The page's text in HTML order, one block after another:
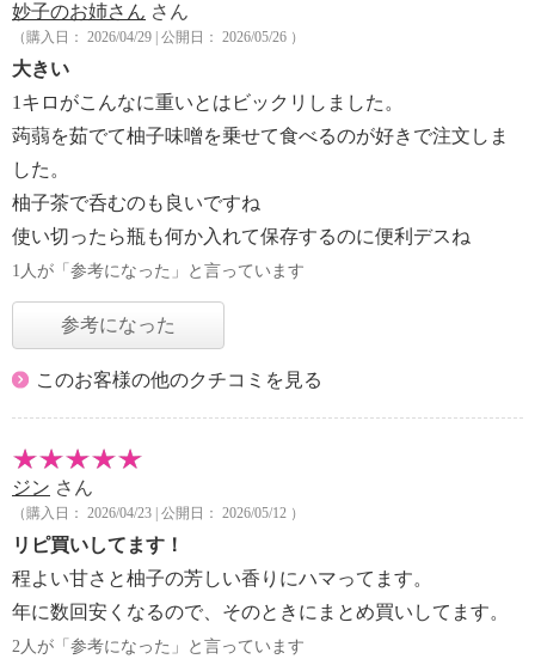
妙子のお姉さん さん
（購入日： 2026/04/29 | 公開日： 2026/05/26 ）
大きい
1キロがこんなに重いとはビックリしました。
蒟蒻を茹でて柚子味噌を乗せて食べるのが好きで注文しま
した。
柚子茶で呑むのも良いですね
使い切ったら瓶も何か入れて保存するのに便利デスね
1人が「参考になった」と言っています
参考になった
このお客様の他のクチコミを見る
ジン さん
（購入日： 2026/04/23 | 公開日： 2026/05/12 ）
リピ買いしてます！
程よい甘さと柚子の芳しい香りにハマってます。
年に数回安くなるので、そのときにまとめ買いしてます。
2人が「参考になった」と言っています